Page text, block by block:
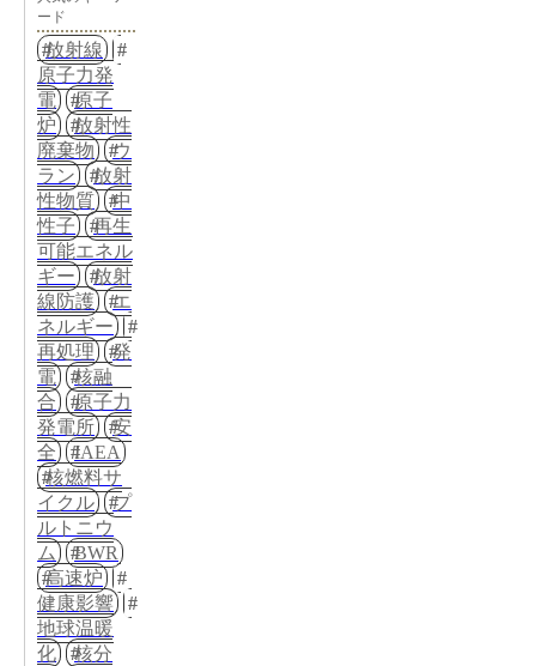
ード
放射線
原子力発
電
原子
炉
放射性
廃棄物
ウ
ラン
放射
性物質
中
性子
再生
可能エネル
ギー
放射
線防護
エ
ネルギー
再処理
発
電
核融
合
原子力
発電所
安
全
IAEA
核燃料サ
イクル
プ
ルトニウ
ム
BWR
高速炉
健康影響
地球温暖
化
核分